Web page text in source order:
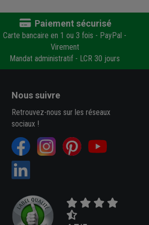
Paiement sécurisé
Carte bancaire en 1 ou 3 fois - PayPal -
Virement
Mandat administratif - LCR 30 jours
Nous suivre
Retrouvez-nous sur les réseaux
sociaux !